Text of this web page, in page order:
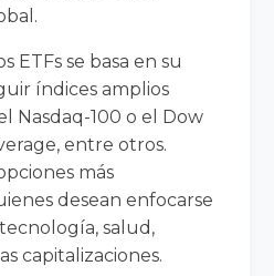
ETFs se basa en su
índices amplios
Nasdaq-100 o el Dow
entre otros.
más
desean enfocarse
salud,
capitalizaciones.